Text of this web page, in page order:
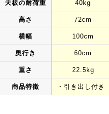
天板の耐荷重
高さ
横幅
奥行き
重さ
商品特徴
40kg
72cm
100cm
60cm
22.5kg
・引き出し付き